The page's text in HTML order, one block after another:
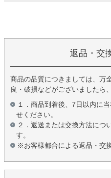
返品・交
商品の品質につきましては、万
良・破損などがございましたら
１．商品到着後、7日以内に
せください。
２．返送または交換方法につ
す。
※お客様都合による返品・交